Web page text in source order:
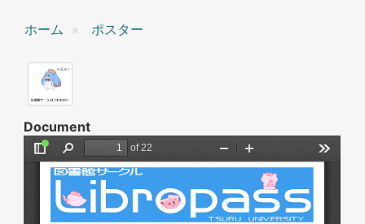
ホーム ポスター
Document